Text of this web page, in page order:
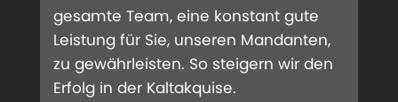
gesamte Team, eine konstant gute
Leistung für Sie, unseren Mandanten,
zu gewährleisten. So steigern wir den
Erfolg in der Kaltakquise.